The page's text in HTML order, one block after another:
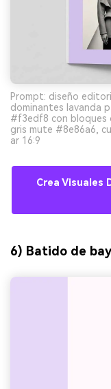
Prompt: diseño
dominantes lavanda
#f3edf8 con bloques
gris mute #8e86a6,
ar 16:9
Crea Visuales
6) Batido de